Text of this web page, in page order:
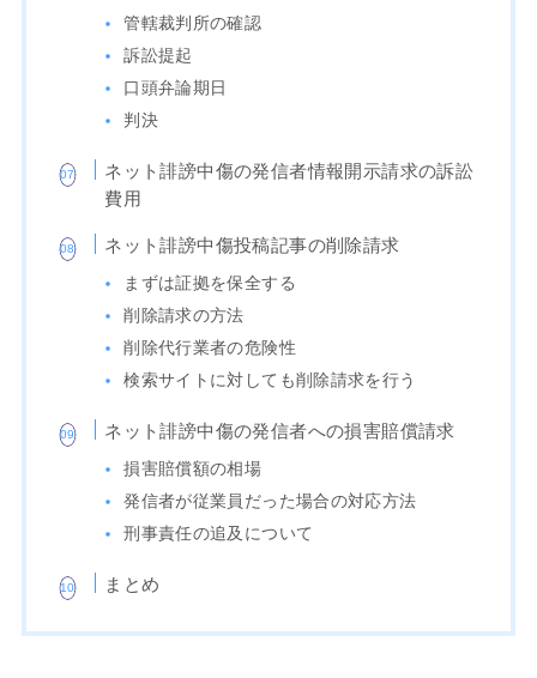
管轄裁判所の確認
訴訟提起
口頭弁論期日
判決
ネット誹謗中傷の発信者情報開示請求の訴訟
費用
ネット誹謗中傷投稿記事の削除請求
まずは証拠を保全する
削除請求の方法
削除代行業者の危険性
検索サイトに対しても削除請求を行う
ネット誹謗中傷の発信者への損害賠償請求
損害賠償額の相場
発信者が従業員だった場合の対応方法
刑事責任の追及について
まとめ